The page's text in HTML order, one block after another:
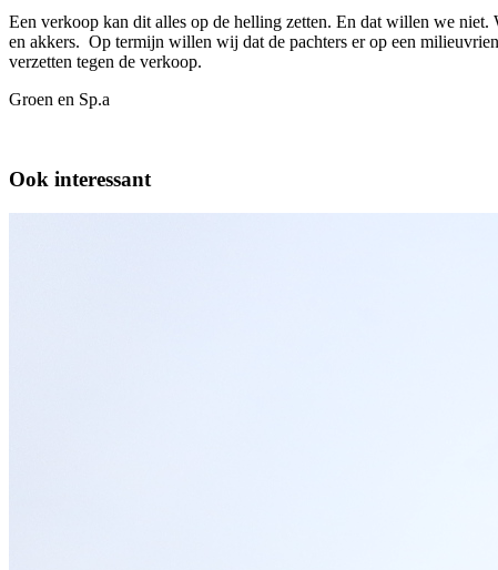
Een verkoop kan dit alles op de helling zetten. En dat willen we
en akkers. Op termijn willen wij dat de pachters er op een
verzetten tegen de verkoop.
Groen en Sp.a
Ook interessant